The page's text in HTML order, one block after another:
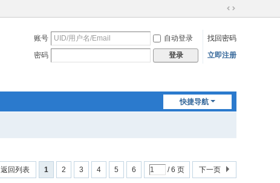
切
到
宽
账号 自动登录
找回密码
密码
登录 立即注册
快捷导航
1 2 3 4 5 6 / 6 页 下一页
返回列表